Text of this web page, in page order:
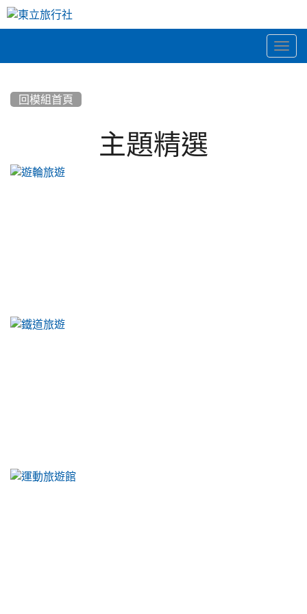
回模組首頁
主題精選